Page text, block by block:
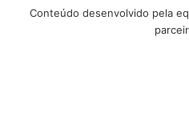
Conteúdo desenvolvido pela